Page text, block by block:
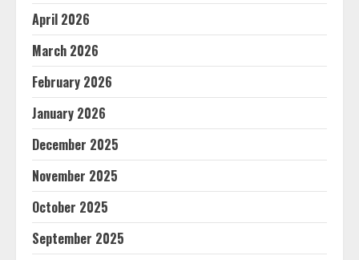
April 2026
March 2026
February 2026
January 2026
December 2025
November 2025
October 2025
September 2025